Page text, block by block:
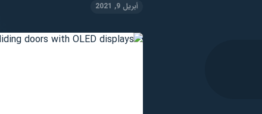
أبريل 9, 2021